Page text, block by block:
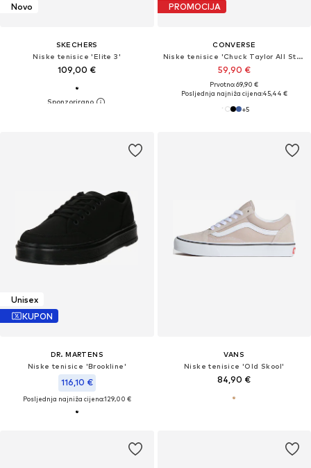
Novo
SKECHERS
Niske tenisice 'Elite 3'
109,00 €
PROMOCIJA
CONVERSE
Niske tenisice 'Chuck Taylor All Star Classic'
59,90 €
Prvotno: 69,90 €
Posljednja najniža cijena:45,44 €
+5
Unisex
KUPON
DR. MARTENS
Niske tenisice 'Brookline'
116,10 €
Posljednja najniža cijena:129,00 €
VANS
Niske tenisice 'Old Skool'
84,90 €